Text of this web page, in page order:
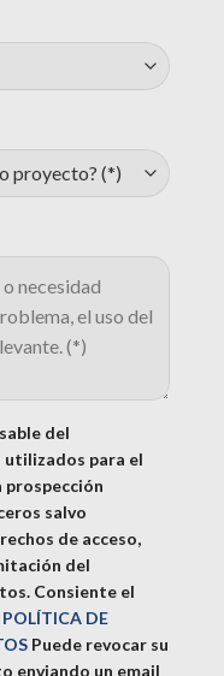
del
para el
prospección
salvo
de acceso,
del
Consiente el
POLÍTICA DE
Puede revocar su
enviando un email